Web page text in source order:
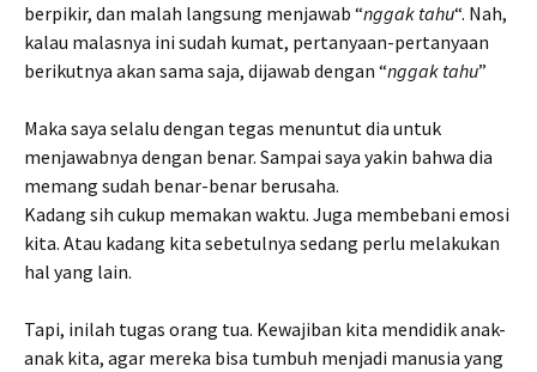
berpikir, dan malah langsung menjawab “nggak tahu“. Nah,
kalau malasnya ini sudah kumat, pertanyaan-pertanyaan
berikutnya akan sama saja, dijawab dengan “nggak tahu”
Maka saya selalu dengan tegas menuntut dia untuk
menjawabnya dengan benar. Sampai saya yakin bahwa dia
memang sudah benar-benar berusaha.
Kadang sih cukup memakan waktu. Juga membebani emosi
kita. Atau kadang kita sebetulnya sedang perlu melakukan
hal yang lain.
Tapi, inilah tugas orang tua. Kewajiban kita mendidik anak-
anak kita, agar mereka bisa tumbuh menjadi manusia yang